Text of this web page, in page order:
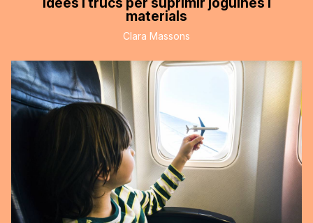
materials
Clara Massons